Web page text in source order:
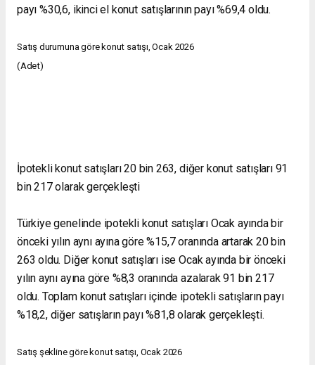
payı %30,6, ikinci el konut satışlarının payı %69,4 oldu.
Satış durumuna göre konut satışı, Ocak 2026
(Adet)
İpotekli konut satışları 20 bin 263, diğer konut satışları 91
bin 217 olarak gerçekleşti
Türkiye genelinde ipotekli konut satışları Ocak ayında bir
önceki yılın aynı ayına göre %15,7 oranında artarak 20 bin
263 oldu. Diğer konut satışları ise Ocak ayında bir önceki
yılın aynı ayına göre %8,3 oranında azalarak 91 bin 217
oldu. Toplam konut satışları içinde ipotekli satışların payı
%18,2, diğer satışların payı %81,8 olarak gerçekleşti.
Satış şekline göre konut satışı, Ocak 2026